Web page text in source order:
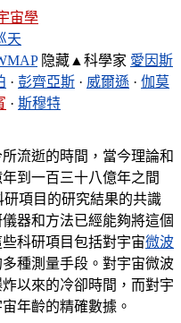
宙學
天
隐藏▲ 科學家 愛因斯
· 彭齊亞斯 · 威爾遜 · 伽莫
· 斯穆特
所流逝的時間，當今理論和
到一百三十八億年之間
研項目的研究結果的共識
器和方法已經能夠將這個
科研項目包括對宇宙微波
多種測量手段。對宇宙微波
以來的冷卻時間，而對宇
年齡的精確數據。